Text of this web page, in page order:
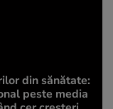
din sănătate:
peste media